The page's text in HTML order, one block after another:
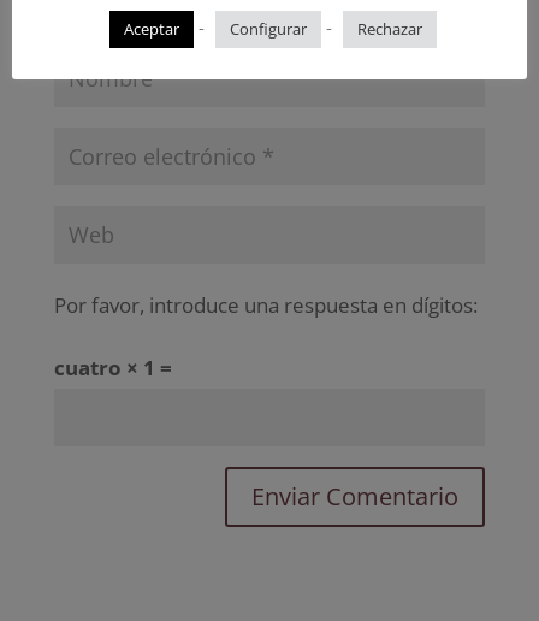
Por favor, introduce una respuesta en dígitos:
cuatro × 1 =
Aceptar - Configurar - Rechazar